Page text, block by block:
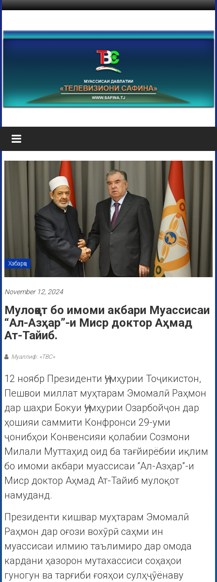
Хабарҳо
November 12, 2024
Мулоқот бо имоми акбари Муассисаи
“Ал-Азҳар”-и Миср доктор Аҳмад
Ат-Тайиб.
Муаллиф: «ТВС»
12 ноябр Президенти Ҷумҳурии Тоҷикистон,
Пешвои миллат муҳтарам Эмомалӣ Раҳмон
дар шаҳри Бокуи Ҷумҳурии Озарбойҷон дар
ҳошияи саммити Конфронси 29-уми
ҷонибҳои Конвенсияи қолабии Созмони
Милали Муттаҳид оид ба тағйирёбии иқлим
бо имоми акбари муассисаи “Ал-Азҳар”-и
Миср доктор Аҳмад Ат-Тайиб мулоқот
намуданд.
Президенти кишвар муҳтарам Эмомалӣ
Раҳмон дар оғози вохӯрӣ саҳми ин
муассисаи илмию таълимиро дар омода
кардани ҳазорон мутахассиси соҳаҳои
гуногун ва тарғиби ғояҳои сулҳҷӯёнаву